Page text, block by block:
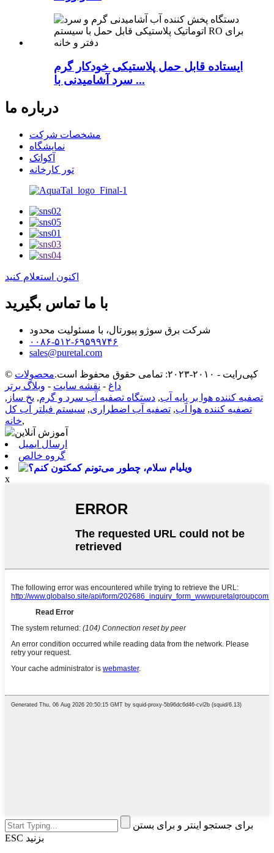
ایستاده قابل حمل پلاستیکی خودکار گرم
سرد آشامیدنی با ...
درباره ما
مشخصات شرکت
نمایشگاه
آکواتک
تور کارخانه
اکنون استعلام کنید
با ما تماس بگیرید
شرکت برق سوژو پیورتال، با مسئولیت محدود
۰۰۸۶-۵۱۲-۶۹۵۹۹۷۴۶
sales@puretal.com
© کپی‌رایت - ۲۰۱۰-۲۰۲۳: تمامی حقوق محفوظ است.
محصولات
داغ - نقشه سایت - وبلاگ برتر
تصفیه کننده هوا بر پایه آب, دستگاه تصفیه آب سرد و گرم, یخ ساز ,
تصفیه کننده هوا آب, تصفیه آب اضطراری, سیستم فیلتر آب کل
خانه,
ارسال ایمیل
گروه خالص
ویلیام
x
برای جستجو اینتر و برای بستن
ESC بزنید